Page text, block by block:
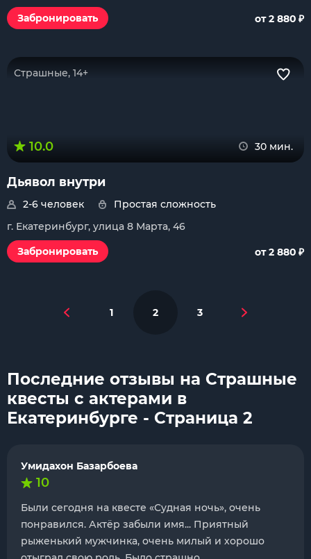
Забронировать
от 2 880 ₽
Страшные, 14+
10.0 30 мин.
Дьявол внутри
2-6 человек
Простая сложность
г. Екатеринбург, улица 8 Марта, 46
Забронировать
от 2 880 ₽
1 2 3
Последние отзывы на Страшные
квесты с актерами в
Екатеринбурге - Страница 2
Умидахон Базарбоева
10
Были сегодня на квесте «Судная ночь», очень
понравился. Актёр забыли имя... Приятный
рыженький мужчинка, очень милый и хорошо